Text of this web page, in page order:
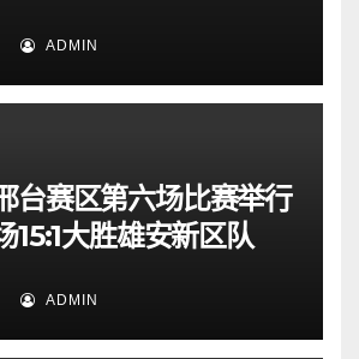
ADMIN
台赛区第六场比赛举行
15:1大胜雄安新区队
ADMIN